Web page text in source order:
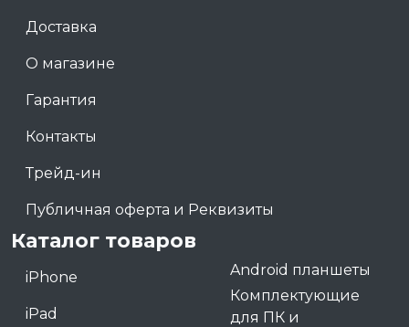
Доставка
О магазине
Гарантия
Контакты
Трейд-ин
Публичная оферта и Реквизиты
Каталог товаров
iPhone
iPad
Android планшеты
Комплектующие
для ПК и